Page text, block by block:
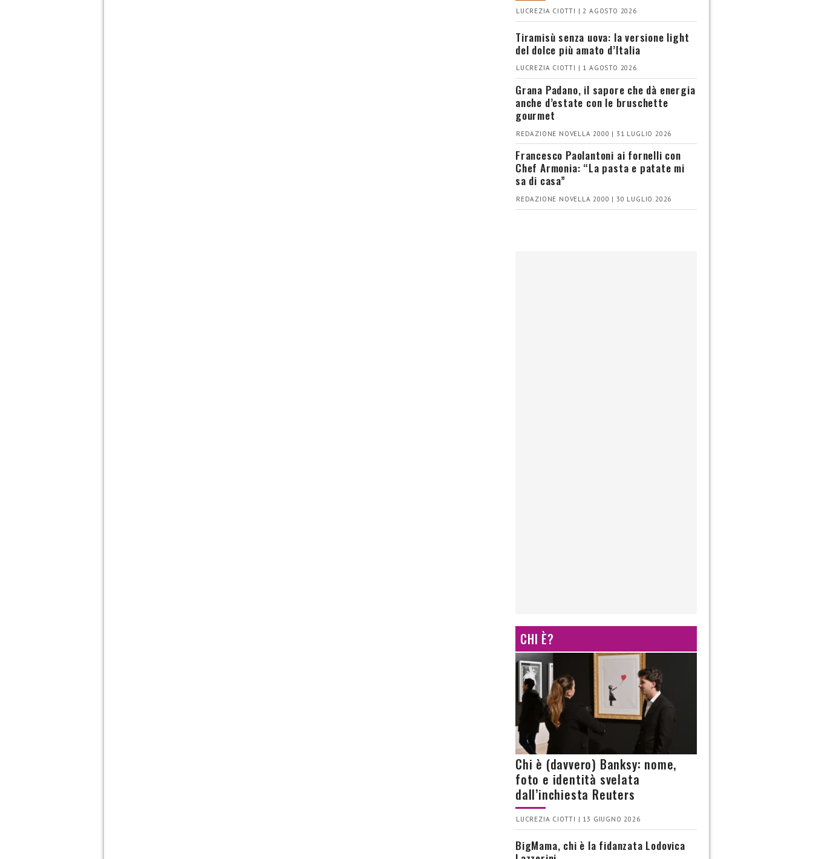
LUCREZIA CIOTTI | 2 AGOSTO 2026
Tiramisù senza uova: la versione light
del dolce più amato d’Italia
LUCREZIA CIOTTI | 1 AGOSTO 2026
Grana Padano, il sapore che dà energia
anche d’estate con le bruschette
gourmet
REDAZIONE NOVELLA 2000 | 31 LUGLIO 2026
Francesco Paolantoni ai fornelli con
Chef Armonia: “La pasta e patate mi
sa di casa”
REDAZIONE NOVELLA 2000 | 30 LUGLIO 2026
CHI È?
Chi è (davvero) Banksy: nome,
foto e identità svelata
dall’inchiesta Reuters
LUCREZIA CIOTTI | 13 GIUGNO 2026
BigMama, chi è la fidanzata Lodovica